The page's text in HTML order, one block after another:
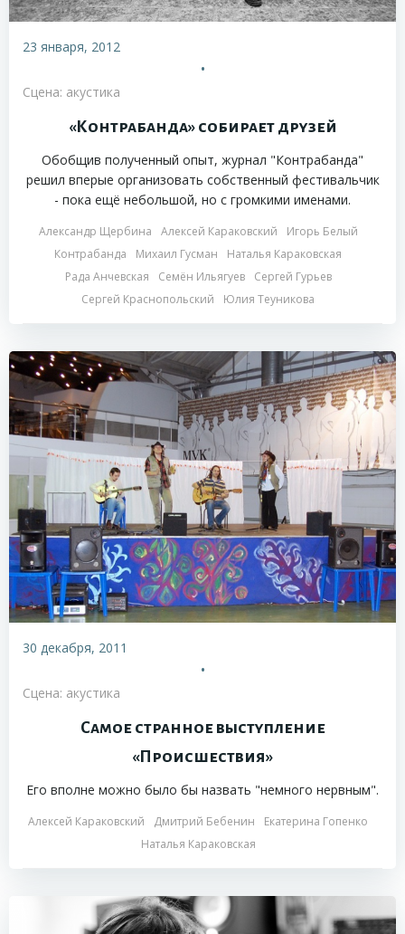
23 января, 2012
•
Сцена: акустика
«Контрабанда» собирает друзей
Обобщив полученный опыт, журнал "Контрабанда"
решил вперые организовать собственный фестивальчик
- пока ещё небольшой, но с громкими именами.
Александр Щербина Алексей Караковский
Игорь Белый
Контрабанда
Михаил Гусман
Наталья Караковская
Рада Анчевская
Семён Ильягуев
Сергей Гурьев
Сергей Краснопольский
Юлия Теуникова
30 декабря, 2011
•
Сцена: акустика
Самое странное выступление
«Происшествия»
Его вполне можно было бы назвать "немного нервным".
Алексей Караковский Дмитрий Бебенин
Екатерина Гопенко
Наталья Караковская